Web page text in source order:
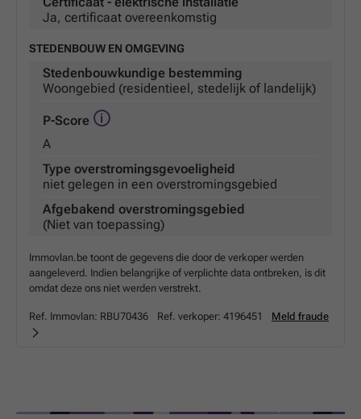
Ja, certificaat overeenkomstig
STEDENBOUW EN OMGEVING
Stedenbouwkundige bestemming
Woongebied (residentieel, stedelijk of landelijk)
P-Score
A
Type overstromingsgevoeligheid
niet gelegen in een overstromingsgebied
Afgebakend overstromingsgebied
(Niet van toepassing)
Immovlan.be toont de gegevens die door de verkoper werden
aangeleverd. Indien belangrijke of verplichte data ontbreken, is dit
omdat deze ons niet werden verstrekt.
Ref. Immovlan: RBU70436 Ref. verkoper: 4196451 Meld fraude